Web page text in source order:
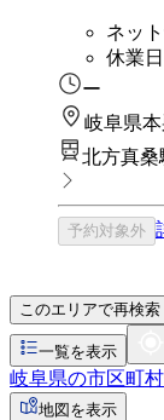
ネッ
休業日
ー
岐阜県
北方真桑
予約対象外
このエリアで再検索
一覧を表示
岐阜県の市区町
地図を表示